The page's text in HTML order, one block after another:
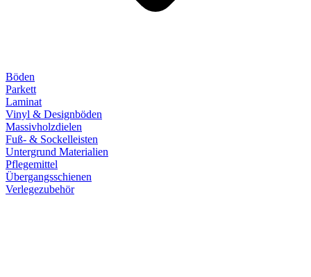
Böden
Parkett
Laminat
Vinyl & Designböden
Massivholzdielen
Fuß- & Sockelleisten
Untergrund Materialien
Pflegemittel
Übergangsschienen
Verlegezubehör